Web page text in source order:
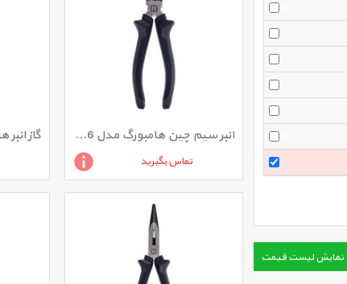
انبر سیم چین هامبورگ مدل H5056 سایز 6 اینچ
تماس بگیرید
نمایش لیست قیمت